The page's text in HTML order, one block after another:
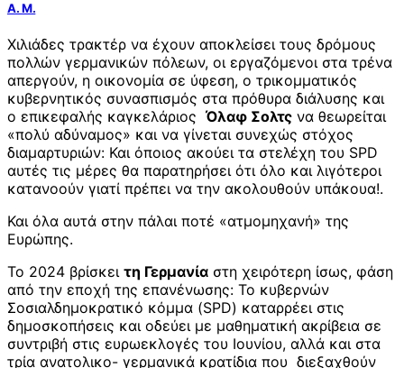
Α. Μ.
Χιλιάδες τρακτέρ να έχουν αποκλείσει τους δρόμους
πολλών γερμανικών πόλεων, οι εργαζόμενοι στα τρένα
απεργούν, η οικονομία σε ύφεση, ο τρικομματικός
κυβερνητικός συνασπισμός στα πρόθυρα διάλυσης και
ο επικεφαλής καγκελάριος Όλαφ Σολτς να θεωρείται
«πολύ αδύναμος» και να γίνεται συνεχώς στόχος
διαμαρτυριών: Και όποιος ακούει τα στελέχη του SPD
αυτές τις μέρες θα παρατηρήσει ότι όλο και λιγότεροι
κατανοούν γιατί πρέπει να την ακολουθούν υπάκουα!.
Και όλα αυτά στην πάλαι ποτέ «ατμομηχανή» της
Ευρώπης.
Το 2024 βρίσκει τη Γερμανία στη χειρότερη ίσως, φάση
από την εποχή της επανένωσης: Το κυβερνών
Σοσιαλδημοκρατικό κόμμα (SPD) καταρρέει στις
δημοσκοπήσεις και οδεύει με μαθηματική ακρίβεια σε
συντριβή στις ευρωεκλογές του Ιουνίου, αλλά και στα
τρία ανατολικο- γερμανικά κρατίδια που διεξαχθούν